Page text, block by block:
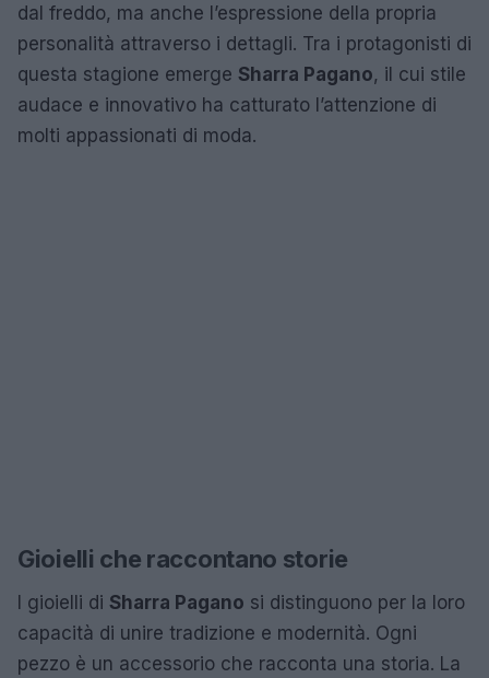
dal freddo, ma anche l’espressione della propria
personalità attraverso i dettagli. Tra i protagonisti di
questa stagione emerge Sharra Pagano, il cui stile
audace e innovativo ha catturato l’attenzione di
molti appassionati di moda.
Gioielli che raccontano storie
I gioielli di Sharra Pagano si distinguono per la loro
capacità di unire tradizione e modernità. Ogni
pezzo è un accessorio che racconta una storia. La